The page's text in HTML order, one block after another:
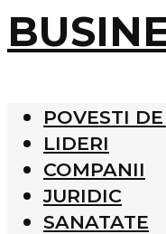
POVESTI
LIDERI
COMPANII
JURIDIC
SANATATE